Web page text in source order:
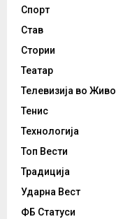
Спорт
Став
Стории
Театар
Телевизија во Живо
Тенис
Технологија
Топ Вести
Традиција
Ударна Вест
ФБ Статуси